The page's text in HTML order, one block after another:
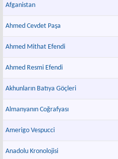
Afganistan
Ahmed Cevdet Paşa
Ahmed Mithat Efendi
Ahmed Resmi Efendi
Akhunların Batıya Göçleri
Almanyanın Coğrafyası
Amerigo Vespucci
Anadolu Kronolojisi